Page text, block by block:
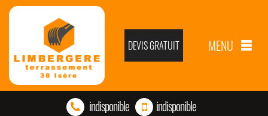
DEVIS GRATUIT MENU
indisponible indisponible